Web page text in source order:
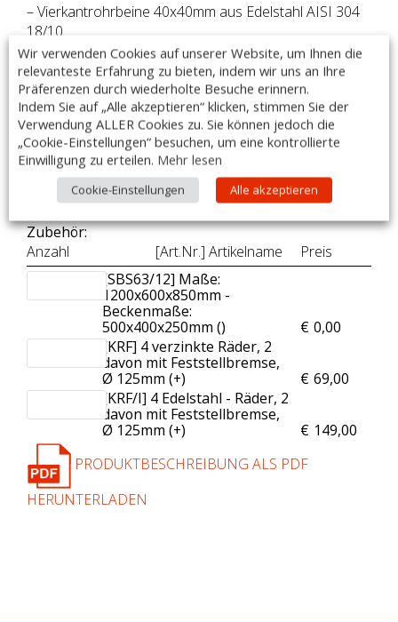
– Vierkantrohrbeine 40x40mm aus Edelstahl AISI 304
18/10
– höhenverstellbare Füße, verstellbar bis 60mm
– ausgestattet mit Abfluss und Überlaufrohr
– hintere, halbgerundete Aufkantung, Höhe 85mm
– Armaturen sind im Lieferumfang nicht enthalten
– Made in Italy
DIESER ARTIKEL IST AUCH MIT SONDERMAßEN LIEFERBAR!
Zubehör:
Anzahl
[Art.Nr.] Artikelname
Preis
[SBS63/12] Maße:
1200x600x850mm -
Beckenmaße:
500x400x250mm (
€ 0,00
)
[KRF] 4 verzinkte Räder, 2
davon mit Feststellbremse,
Ø 125mm (+
€ 69,00
)
[KRF/I] 4 Edelstahl - Räder, 2
davon mit Feststellbremse,
Ø 125mm (+
€ 149,00
)
PRODUKTBESCHREIBUNG ALS PDF
HERUNTERLADEN
Wir verwenden Cookies auf unserer Website, um Ihnen die
relevanteste Erfahrung zu bieten, indem wir uns an Ihre
Präferenzen durch wiederholte Besuche erinnern.
Indem Sie auf „Alle akzeptieren“ klicken, stimmen Sie der
Verwendung ALLER Cookies zu. Sie können jedoch die
„Cookie-Einstellungen“ besuchen, um eine kontrollierte
Einwilligung zu erteilen. Mehr lesen
Cookie-Einstellungen Alle akzeptieren